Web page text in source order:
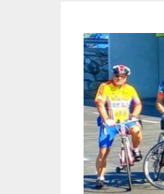
springen